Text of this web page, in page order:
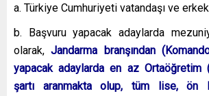
a. Türkiye Cumhuriyeti vatandaşı ve
b. Başvuru yapacak adaylarda
olarak,Jandarma branşından
yapacak adaylarda en az Ortaöğretim
şartı aranmakta olup, tüm lise, ön